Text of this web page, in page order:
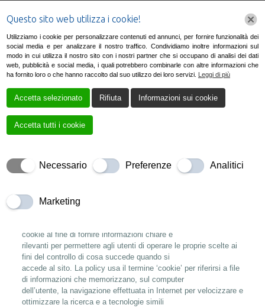
Cookie Policy
Introduzione
cookie al fine di fornire informazioni chiare e
rilevanti per permettere agli utenti di operare le proprie scelte ai
fini del controllo di cosa succede quando si
accede al sito. La policy usa il termine ‘cookie’ per riferirsi a file
di informazioni che memorizzano, sul computer
dell’utente, la navigazione effettuata in Internet per velocizzare e
ottimizzare la ricerca e a tecnologie simili
Questo sito web utilizza i cookie!
Utilizziamo i cookie per personalizzare contenuti ed annunci, per fornire funzionalità dei
social media e per analizzare il nostro traffico. Condividiamo inoltre informazioni sul
modo in cui utilizza il nostro sito con i nostri partner che si occupano di analisi dei dati
web, pubblicità e social media, i quali potrebbero combinarle con altre informazioni che
ha fornito loro o che hanno raccolto dal suo utilizzo dei loro servizi. Leggi di più
Accetta selezionato Rifiuta Informazioni sui cookie
Accetta tutti i cookie
Necessario Preferenze Analitici
Marketing